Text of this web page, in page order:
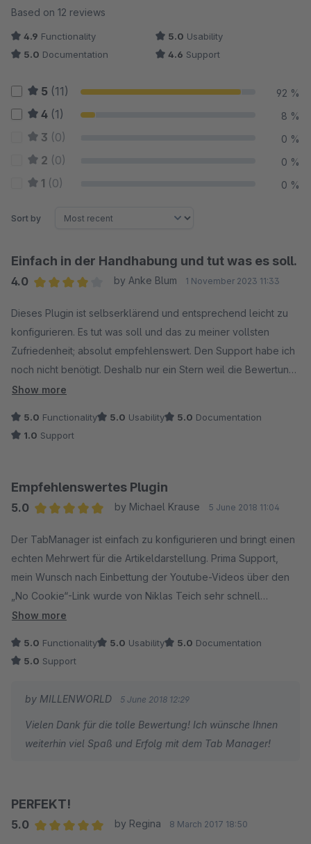
Average rating of 4.88 out of 5 stars
Based on 12 reviews
4.9 Functionality 5.0 Usability
5.0 Documentation 4.6 Support
5 (11) 92 %
4 (1) 8 %
3 (0) 0 %
2 (0) 0 %
1 (0) 0 %
Sort by
Einfach in der Handhabung und tut was es soll.
4.0
by Anke Blum 1 November 2023 11:33
Dieses Plugin ist selbserklärend und entsprechend leicht zu
konfigurieren. Es tut was soll und das zu meiner vollsten
Zufriedenheit; absolut empfehlenswert. Den Support habe ich
noch nicht benötigt. Deshalb nur ein Stern weil die Bewertung
ohne Stern nicht abgeschickt werden kann.
Show more
5.0 Functionality 5.0 Usability 5.0 Documentation
1.0 Support
Empfehlenswertes Plugin
5.0
by Michael Krause 5 June 2018 11:04
Der TabManager ist einfach zu konfigurieren und bringt einen
echten Mehrwert für die Artikeldarstellung. Prima Support,
mein Wunsch nach Einbettung der Youtube-Videos über den
„No Cookie“-Link wurde von Niklas Teich sehr schnell
umgesetzt, dafür herzlichen Dank!
Show more
5.0 Functionality 5.0 Usability 5.0 Documentation
5.0 Support
by MILLENWORLD 5 June 2018 12:29
Vielen Dank für die tolle Bewertung! Ich wünsche Ihnen
weiterhin viel Spaß und Erfolg mit dem Tab Manager!
PERFEKT!
5.0
by Regina 8 March 2017 18:50